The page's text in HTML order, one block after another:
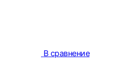
В сравнение